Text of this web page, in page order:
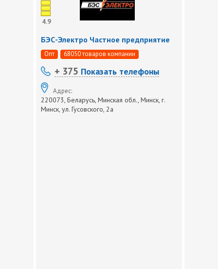
4.9
БЭС-Электро Частное предприятие
Опт 68050 товаров компании
+ 375 Показать телефоны
Адрес:
220073, Беларусь, Минская обл., Минск, г.
Минск, ул. Гусовского, 2а